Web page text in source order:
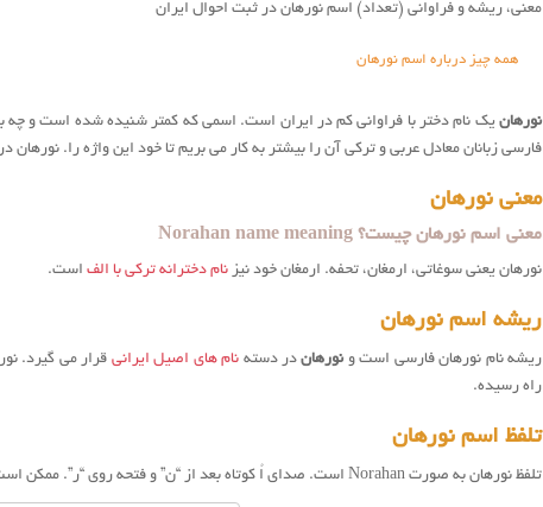
معنی، ریشه و فراوانی (تعداد) اسم نورهان در ثبت احوال ایران
همه چیز درباره اسم نورهان
نورهان یک نام دختر با فراوانی کم در ایران است. اسمی که کمتر شنیده شده است و چه
فارسی زبانان معادل عربی و ترکی آن را بیشتر به کار می بریم تا خود این واژه را.
معنی نورهان
معنی اسم نورهان چیست؟ Norahan name meaning
نورهان یعنی سوغاتی، ارمغان، تحفه. ارمغان خود نیز نام دخترانه ترکی با الف است.
ریشه اسم نورهان
ریشه نام نورهان فارسی است و نورهاندر دسته نام های اصیل ایرانی قرار می گیرد.
راه رسیده.
تلفظ اسم نورهان
تلفظ نورهان به صورت Norahan است. صدای اُ کوتاه بعد از “ن” و فتحه روی “ر”. ممکن است مثل واژه نور تلفظ شود که درست نیست.